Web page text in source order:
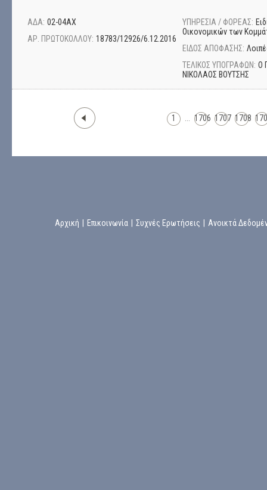
ΑΔΑ: 02-04ΑΧ
ΑΡ. ΠΡΩΤΟΚΟΛΛΟΥ: 18783/12926/6.12.2016
ΥΠΗΡΕΣΙΑ / ΦΟΡΕΑΣ:
Οικονομικών των
ΕΙΔΟΣ ΑΠΟΦΑΣΗΣ:
ΤΕΛΙΚΟΣ ΥΠΟΓΡΑΦΩΝ: Ο
ΝΙΚΟΛΑΟΣ ΒΟΥΤΣΗΣ
1 1706 1707 1708
Αρχική Επικοινωνία Συχνές Ερωτήσεις Ανοικτά